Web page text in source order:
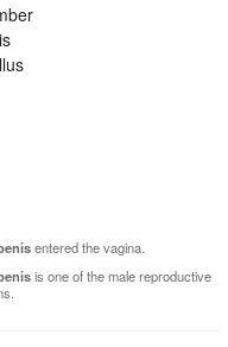
entered the vagina.
is one of the male reproductive